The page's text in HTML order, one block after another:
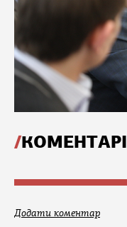
КОМЕНТАРІ
Додати коментар